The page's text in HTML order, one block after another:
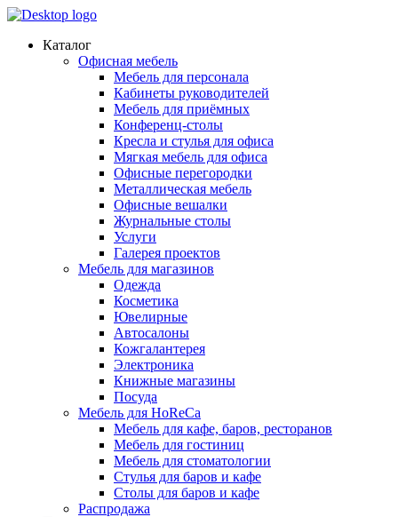
Каталог
Офисная мебель
Мебель для персонала
Кабинеты руководителей
Мебель для приёмных
Конференц-столы
Кресла и стулья для офиса
Мягкая мебель для офиса
Офисные перегородки
Металлическая мебель
Офисные вешалки
Журнальные столы
Услуги
Галерея проектов
Мебель для магазинов
Одежда
Косметика
Ювелирные
Автосалоны
Кожгалантерея
Электроника
Книжные магазины
Посуда
Мебель для HoReCa
Мебель для кафе, баров, ресторанов
Мебель для гостиниц
Мебель для стоматологии
Стулья для баров и кафе
Столы для баров и кафе
Распродажа